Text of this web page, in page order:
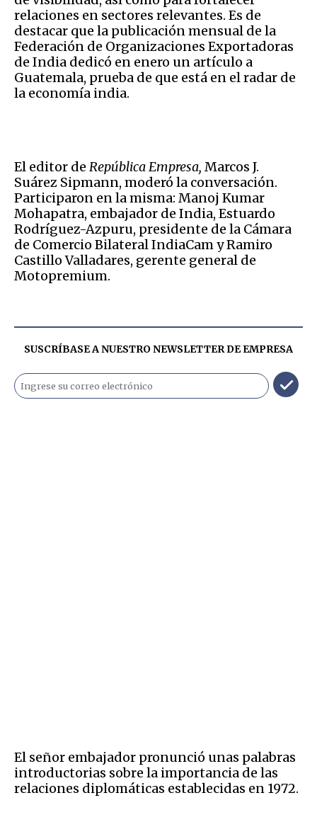
relaciones en sectores relevantes. Es de
destacar que la publicación mensual de la
Federación de Organizaciones Exportadoras
de India dedicó en enero un artículo a
Guatemala, prueba de que está en el radar de
la economía india.
El editor de República Empresa, Marcos J.
Suárez Sipmann, moderó la conversación.
Participaron en la misma: Manoj Kumar
Mohapatra, embajador de India, Estuardo
Rodríguez-Azpuru, presidente de la Cámara
de Comercio Bilateral IndiaCam y Ramiro
Castillo Valladares, gerente general de
Motopremium.
SUSCRÍBASE A NUESTRO NEWSLETTER DEEMPRESA
El señor embajador pronunció unas palabras
introductorias sobre la importancia de las
relaciones diplomáticas establecidas en 1972.